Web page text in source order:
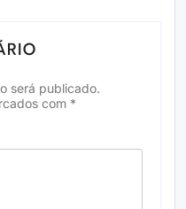
será publicado.
com *